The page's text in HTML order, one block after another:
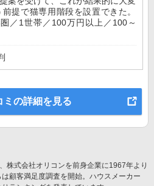
提で猫専用階段を設置できた。
／1世帯／100万円以上／100～
ミの詳細を見る
株式会社オリコンを前身企業に1967年より
顧客満足度調査を開始。ハウスメーカー